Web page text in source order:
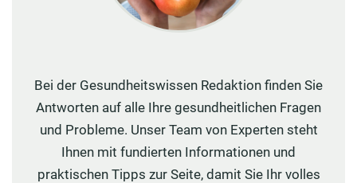
Bei der Gesundheitswissen Redaktion finden Sie
Antworten auf alle Ihre gesundheitlichen Fragen
und Probleme. Unser Team von Experten steht
Ihnen mit fundierten Informationen und
praktischen Tipps zur Seite, damit Sie Ihr volles